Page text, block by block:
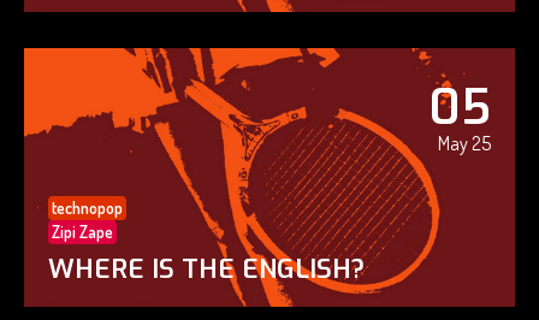
05
May 25
technopop
Zipi Zape
WHERE IS THE ENGLISH?